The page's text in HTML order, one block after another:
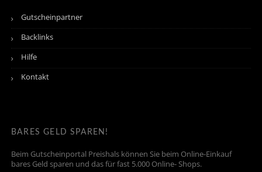
Gutscheinpartner
Backlinks
Hilfe
Kontakt
BARES GELD SPAREN!
Beim Gutscheinportal Preishals können Sie beim Online-Einkauf
bares Geld sparen und das für fast 5.000 Online- Shops.